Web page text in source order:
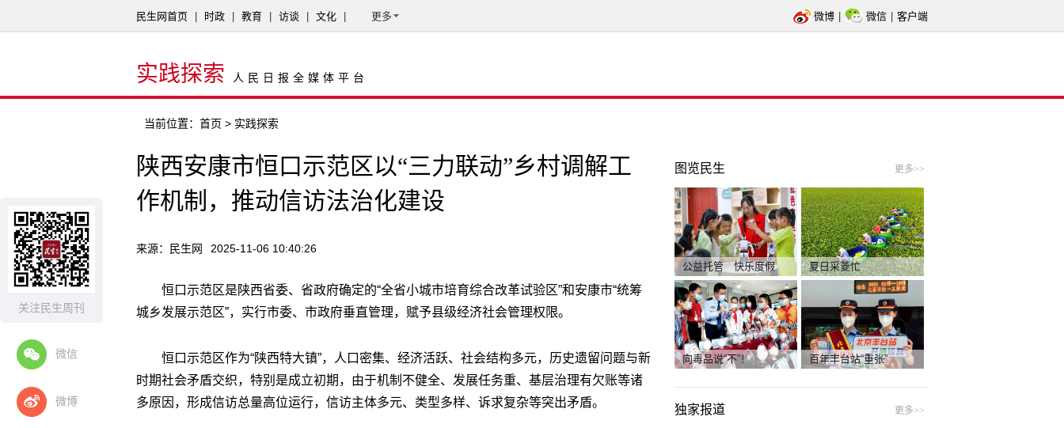
关注民生周刊
微信
微博
民生网首页 时政 教育 访谈 文化 更多 微博 微信 客户端
实践探索 人民日报全媒体平台
当前位置： 首页 > 实践探索
陕西安康市恒口示范区以“三力联动”乡村调解工
作机制，推动信访法治化建设
来源：民生网 2025-11-06 10:40:26
恒口示范区是陕西省委、省政府确定的“全省小城市培育综合改革试验区”和安康市“统筹
城乡发展示范区”，实行市委、市政府垂直管理，赋予县级经济社会管理权限。
恒口示范区作为“陕西特大镇”，人口密集、经济活跃、社会结构多元，历史遗留问题与新
时期社会矛盾交织，特别是成立初期，由于机制不健全、发展任务重、基层治理有欠账等诸
多原因，形成信访总量高位运行，信访主体多元、类型多样、诉求复杂等突出矛盾。
图览民生 更多>>
公益托管 快乐度假 夏日采菱忙
向毒品说“不”！ 百年丰台站“重张”
独家报道 更多>>